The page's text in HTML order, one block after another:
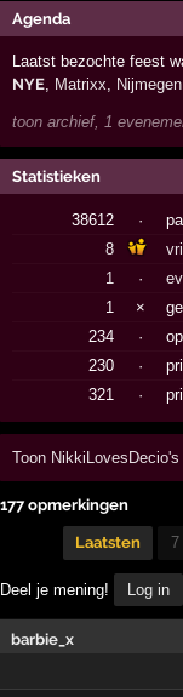
Agenda
Laatst bezochte feest
NYE Matrixx Nijmegen
toon archief, 1
Statistieken
38612 ·
8
1
·
1
×
234
·
230
·
321
·
Toon
177 opmerkingen
Laatsten 7
Deel je mening! Log in
barbie_x